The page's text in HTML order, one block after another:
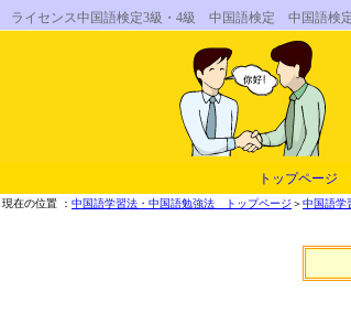
ライセンス中国語検定3級・4級 中国語検定 中国語
トップページ
現在の位置 ： 中国語学習法・中国語勉強法 トップページ ＞中国語